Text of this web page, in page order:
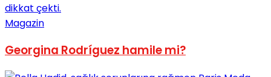
No Result
Magazin
Georgina Rodríguez hamile mi?